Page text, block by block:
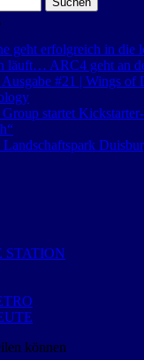
geht erfolgreich in die
läuft… ARC4 geht an
#21 | Wings of
startet
Landschaftspark
STATION
können